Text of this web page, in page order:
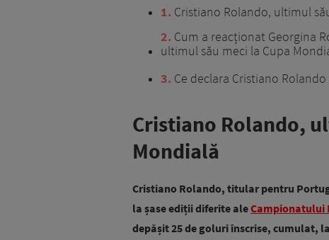
1 Cristiano Rolando, ultimul
2 Cum a reacționat Georgina
ultimul său meci la Cupa
3 Ce declara Cristiano
Cristiano Rolando,
Mondială
Cristiano Rolando, titular pentru
la șase ediții diferite aleCampionatului
depășit 25 de goluri înscrise, cumulat,